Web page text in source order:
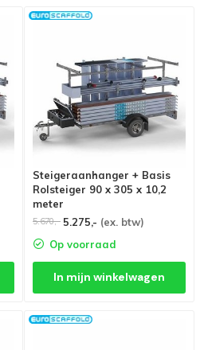
Steigeraanhanger + Basis
Rolsteiger 90 x 305 x 10,2
meter
5.670,- 5.275,- (ex. btw)
Op voorraad
In mijn winkelwagen